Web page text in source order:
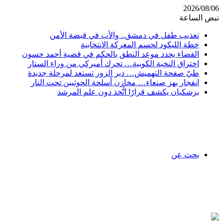
2026/08/06
نبض الساعة
تعذيب طفل في دمشق.. والأب في قبضة الأمن
خطة الليكود لحسم المعركة الانتخابية
القضاء يحدد موعد النطق بالحكم في قضية أحمد حسون
اختراق النخبة الكوبية… تحرك أميركي من وراء الستار
طيّ صفحة التهميش… دير الزور تستعد لمرحلة جديدة
انفجار يهز صنعاء… مخازن أسلحة الحوثيين تحت النار
بزشكيان يكشف قرارًا اتُّخذ دون علم المرشد
بحث عن